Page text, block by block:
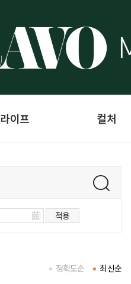
라이프 컬처
적용
최신순
정확도순